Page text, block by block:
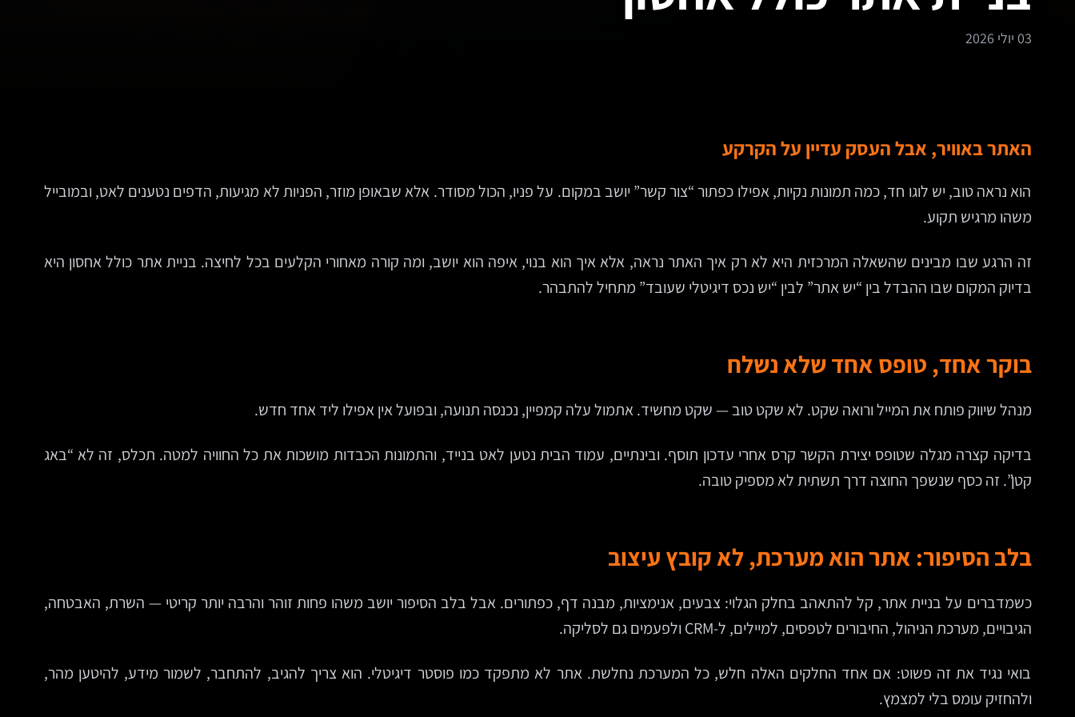
03 יולי 2026
האתר באוויר, אבל העסק עדיין על הקרקע
הוא נראה טוב, יש לוגו חד, כמה תמונות נקיות, אפילו כפתור “צור קשר” יושב במקום. על פניו, הכול מסודר. אלא שבאופן מוזר, הפניות לא מגיעות, הדפים נטענים לאט, ובמובייל
משהו מרגיש תקוע.
זה הרגע שבו מבינים שהשאלה המרכזית היא לא רק איך האתר נראה, אלא איך הוא בנוי, איפה הוא יושב, ומה קורה מאחורי הקלעים בכל לחיצה. בניית אתר כולל אחסון היא
בדיוק המקום שבו ההבדל בין “יש אתר” לבין “יש נכס דיגיטלי שעובד” מתחיל להתבהר.
בוקר אחד, טופס אחד שלא נשלח
מנהל שיווק פותח את המייל ורואה שקט. לא שקט טוב — שקט מחשיד. אתמול עלה קמפיין, נכנסה תנועה, ובפועל אין אפילו ליד אחד חדש.
בדיקה קצרה מגלה שטופס יצירת הקשר קרס אחרי עדכון תוסף. ובינתיים, עמוד הבית נטען לאט בנייד, והתמונות הכבדות מושכות את כל החוויה למטה. תכלס, זה לא “באג
קטן”. זה כסף שנשפך החוצה דרך תשתית לא מספיק טובה.
בלב הסיפור: אתר הוא מערכת, לא קובץ עיצוב
כשמדברים על בניית אתר, קל להתאהב בחלק הגלוי: צבעים, אנימציות, מבנה דף, כפתורים. אבל בלב הסיפור יושב משהו פחות זוהר והרבה יותר קריטי — השרת, האבטחה,
הגיבויים, מערכת הניהול, החיבורים לטפסים, למיילים, ל-CRM ולפעמים גם לסליקה.
בואי נגיד את זה פשוט: אם אחד החלקים האלה חלש, כל המערכת נחלשת. אתר לא מתפקד כמו פוסטר דיגיטלי. הוא צריך להגיב, להתחבר, לשמור מידע, להיטען מהר,
ולהחזיק עומס בלי למצמץ.